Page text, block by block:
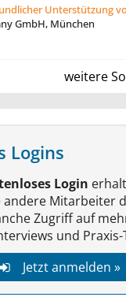
Unterstützung
GmbH, München
weitere
Logins
Login
andere Mitarbeiter
Zugriff auf
und Praxis-
Jetzt anmelden »